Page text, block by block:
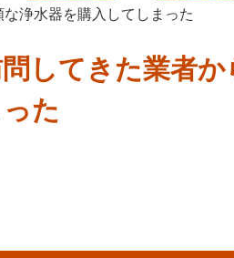
浄水器を購入してしまった
してきた業者
た